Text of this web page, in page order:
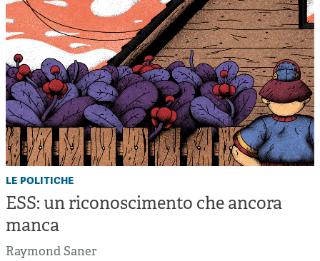
le politiche
ESS: un riconoscimento che ancora
manca
Raymond Saner